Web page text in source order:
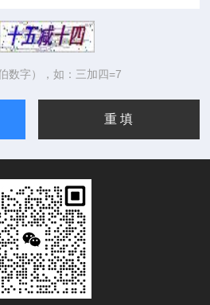
数字），如：三加四=7